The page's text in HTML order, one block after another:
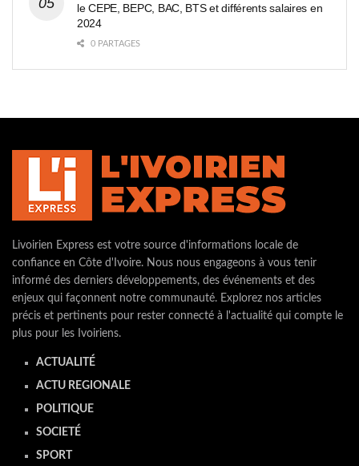
le CEPE, BEPC, BAC, BTS et différents salaires en
2024
0 PARTAGES
Livoirien Express est votre source d'informations locale de
confiance en Côte d'Ivoire. Nous nous engageons à vous tenir
informé des derniers développements, des événements et des
enjeux qui façonnent notre communauté. Explorez nos articles
précis et pertinents pour rester connecté à l'actualité qui compte le
plus pour les Ivoiriens.
ACTUALITÉ
ACTU REGIONALE
POLITIQUE
SOCIETÉ
SPORT